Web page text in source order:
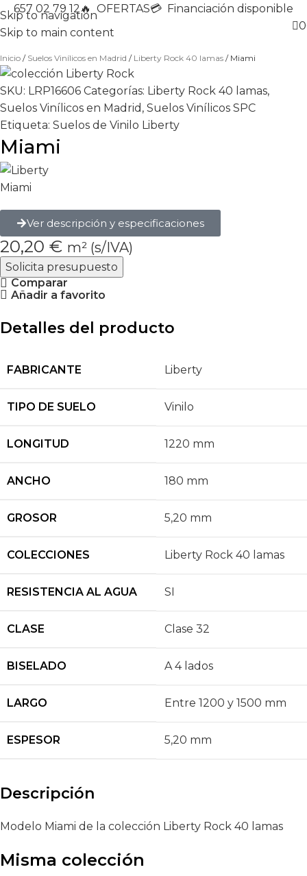
Skip to navigation
Skip to main content
657 02 79 12🔥 OFERTAS💳 Financiación disponible
0
Inicio Suelos Vinílicos en Madrid Liberty Rock 40 lamas Miami
SKU: LRP16606 Categorías: Liberty Rock 40 lamas,
Suelos Vinílicos en Madrid , Suelos Vinílicos SPC
Etiqueta: Suelos de Vinilo Liberty
Miami
Miami
Ver descripción y especificaciones
20,20 € m² (s/IVA)
Solicita presupuesto
Comparar
Añadir a favorito
Detalles del producto
FABRICANTE Liberty
TIPO DE SUELO Vinilo
LONGITUD 1220 mm
ANCHO 180 mm
GROSOR 5,20 mm
COLECCIONES Liberty Rock 40 lamas
RESISTENCIA AL AGUA SI
CLASE Clase 32
BISELADO A 4 lados
LARGO Entre 1200 y 1500 mm
ESPESOR 5,20 mm
Descripción
Modelo Miami de la colección Liberty Rock 40 lamas
Misma colección